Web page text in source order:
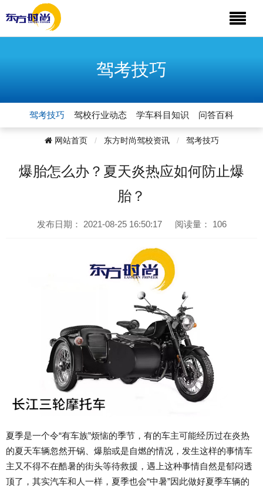
驾考技巧
驾考技巧 驾校行业动态 学车科目知识 问答百科
网站首页 东方时尚驾校资讯 驾考技巧
爆胎怎么办？夏天炎热应如何防止爆
胎？
发布日期： 2021-08-25 16:50:17 阅读量： 106
夏季是一个令“有车族”烦恼的季节，有的车主可能经历过在炎热
的夏天车辆忽然开锅、爆胎或是自燃的情况，发生这样的事情车
主又不得不在酷暑的街头等待救援，遇上这种事情自然是郁闷透
顶了，其实汽车和人一样，夏季也会“中暑”因此做好夏季车辆的